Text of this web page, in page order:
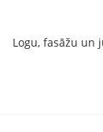
Logu, fasāžu un